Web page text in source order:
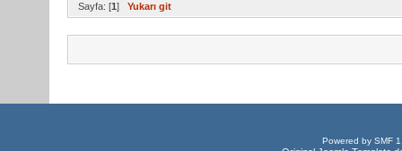
Sayfa: [1] Yukarı git
Powered by SMF